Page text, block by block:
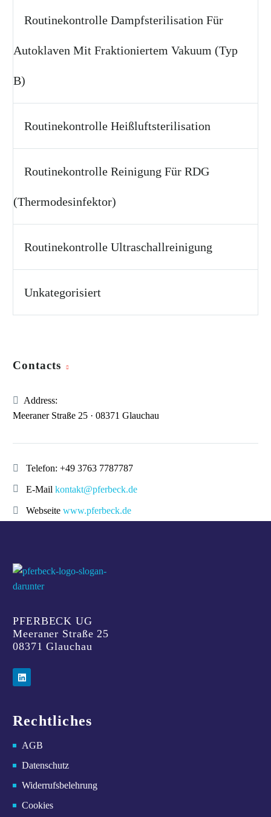
Routinekontrolle Dampfsterilisation Für
Autoklaven Mit Fraktioniertem Vakuum (Typ
B)
Routinekontrolle Heißluftsterilisation
Routinekontrolle Reinigung Für RDG
(Thermodesinfektor)
Routinekontrolle Ultraschallreinigung
Unkategorisiert
Contacts
Address:
Meeraner Straße 25 · 08371 Glauchau
Telefon: +49 3763 7787787
E-Mail kontakt@pferbeck.de
Webseite www.pferbeck.de
PFERBECK UG
Meeraner Straße 25
08371 Glauchau
Rechtliches
AGB
Datenschutz
Widerrufsbelehrung
Cookies